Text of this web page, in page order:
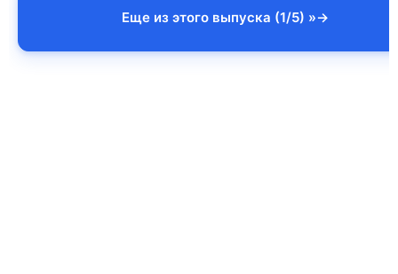
Еще из этого выпуска (1/5) »